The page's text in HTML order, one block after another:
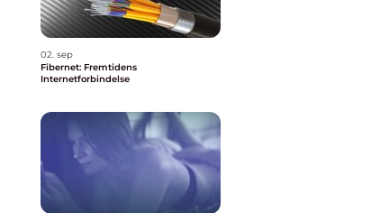
02. sep
Fibernet: Fremtidens
Internetforbindelse